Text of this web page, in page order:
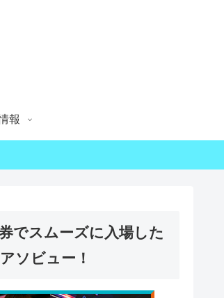
報
でスムーズに入場した
ソビュー！